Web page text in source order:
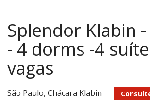
Splendor Klabin
- 4 dorms -4
vagas
São Paulo, Chácara Klabin